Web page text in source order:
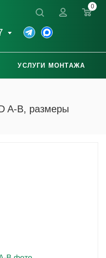
0
УСЛУГИ МОНТАЖА
A-B, размеры